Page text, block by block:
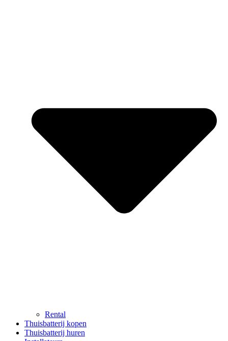
Rental
Thuisbatterij kopen
Thuisbatterij huren